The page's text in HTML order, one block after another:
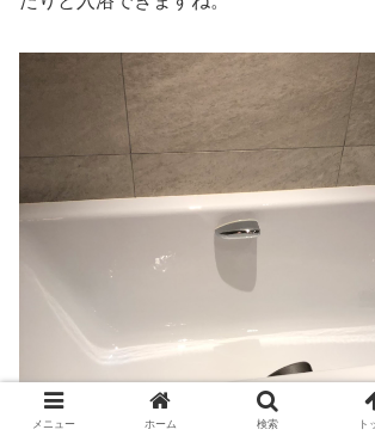
メニュー ホーム 検索 ト